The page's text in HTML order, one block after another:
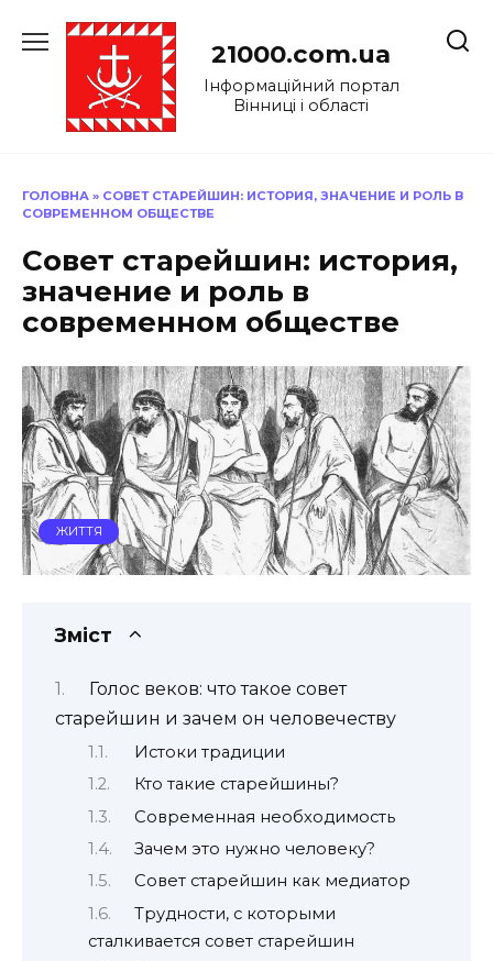
до
21000.com.ua
Інформаційний портал
Вінниці і області
ГОЛОВНА » СОВЕТ СТАРЕЙШИН: ИСТОРИЯ, ЗНАЧЕНИЕ И РОЛЬ В
СОВРЕМЕННОМ ОБЩЕСТВЕ
Совет старейшин: история,
значение и роль в
современном обществе
ЖИТТЯ
Зміст
Голос веков: что такое совет
старейшин и зачем он человечеству
Истоки традиции
Кто такие старейшины?
Современная необходимость
Зачем это нужно человеку?
Совет старейшин как медиатор
Трудности, с которыми
сталкивается совет старейшин